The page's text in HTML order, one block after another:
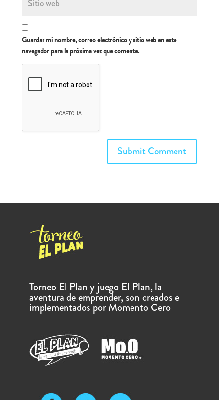
Guardar mi nombre, correo electrónico y sitio web en este
navegador para la próxima vez que comente.
Torneo El Plan y juego El Plan, la
aventura de emprender, son creados e
implementados por Momento Cero